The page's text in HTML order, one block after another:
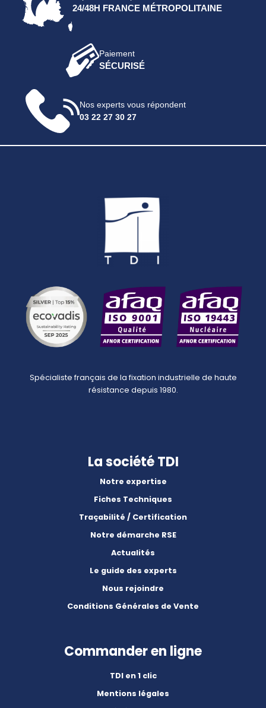
24/48H FRANCE MÉTROPOLITAINE
Paiement
SÉCURISÉ
Nos experts vous répondent
03 22 27 30 27
Spécialiste français de la fixation industrielle de haute
résistance depuis 1980.
La société TDI
Notre expertise
Fiches Techniques
Traçabilité / Certification
Notre démarche RSE
Actualités
Le guide des experts
Nous rejoindre
Conditions Générales de Vente
Commander en ligne
TDI en 1 clic
Mentions légales